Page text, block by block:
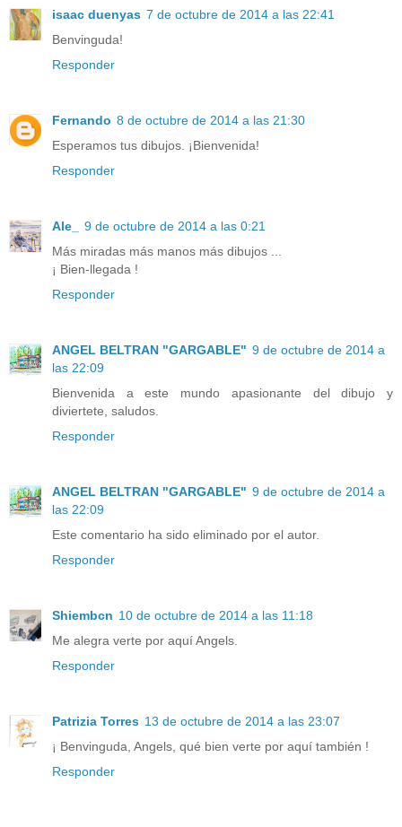
isaac duenyas 7 de octubre de 2014 a las 22:41
Benvinguda!
Responder
Fernando 8 de octubre de 2014 a las 21:30
Esperamos tus dibujos. ¡Bienvenida!
Responder
Ale_
9 de octubre de 2014 a las 0:21
Más miradas más manos más dibujos ...
¡ Bien-llegada !
Responder
ANGEL BELTRAN "GARGABLE" 9 de octubre de 2014 a
las 22:09
Bienvenida a este mundo apasionante del dibujo y
diviertete, saludos.
Responder
ANGEL BELTRAN "GARGABLE" 9 de octubre de 2014 a
las 22:09
Este comentario ha sido eliminado por el autor.
Responder
Shiembcn 10 de octubre de 2014 a las 11:18
Me alegra verte por aquí Angels.
Responder
Patrizia Torres 13 de octubre de 2014 a las 23:07
¡ Benvinguda, Angels, qué bien verte por aquí también !
Responder